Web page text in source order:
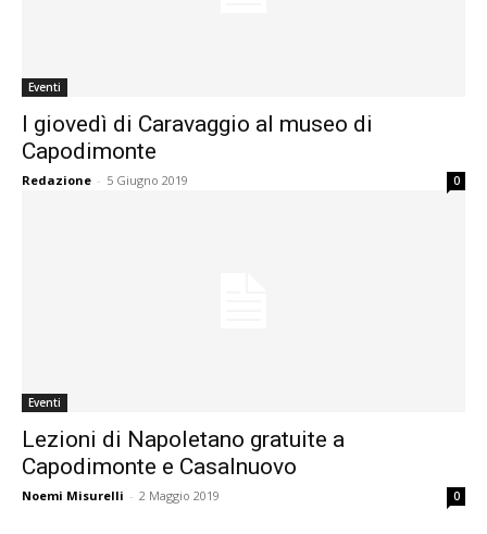
Eventi
I giovedì di Caravaggio al museo di
Capodimonte
Redazione - 5 Giugno 2019 0
Eventi
Lezioni di Napoletano gratuite a
Capodimonte e Casalnuovo
Noemi Misurelli - 2 Maggio 2019 0